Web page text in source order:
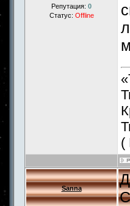
Репутация: 0
Статус: Offline
(
Sanna